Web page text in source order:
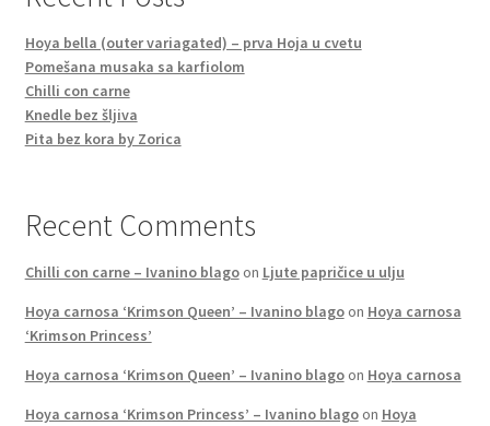
Hoya bella (outer variagated) – prva Hoja u cvetu
Pomešana musaka sa karfiolom
Chilli con carne
Knedle bez šljiva
Pita bez kora by Zorica
Recent Comments
Chilli con carne – Ivanino blagoon Ljute papričice u ulju
Hoya carnosa ‘Krimson Queen’ – Ivanino blagoon Hoya carnosa
‘Krimson Princess’
Hoya carnosa ‘Krimson Queen’ – Ivanino blagoon Hoya carnosa
Hoya carnosa ‘Krimson Princess’ – Ivanino blagoon Hoya